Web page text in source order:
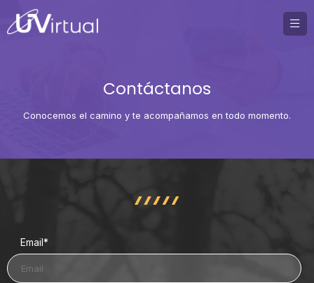
Contáctanos
Conocemos el camino y te acompañamos en todo momento.
Email*